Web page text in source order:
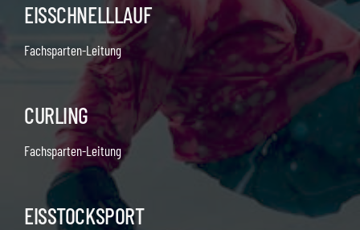
EISSCHNELLLAUF
Fachsparten-Leitung
CURLING
Fachsparten-Leitung
EISSTOCKSPORT